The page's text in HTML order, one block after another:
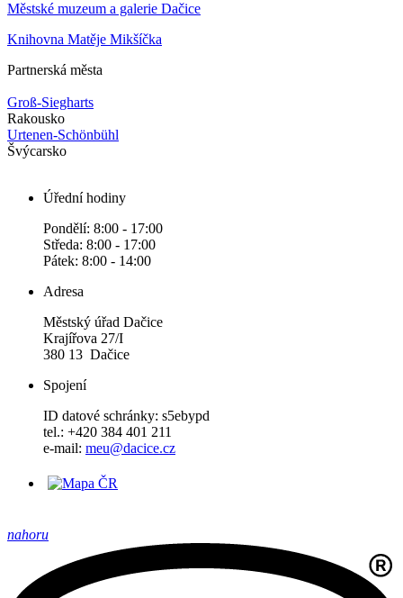
Městské muzeum a galerie Dačice
Knihovna Matěje Mikšíčka
Partnerská města
Groß-Siegharts
Rakousko
Urtenen-Schönbühl
Švýcarsko
Úřední hodiny
Pondělí: 8:00 - 17:00
Středa: 8:00 - 17:00
Pátek: 8:00 - 14:00
Adresa
Městský úřad Dačice
Krajířova 27/I
380 13 Dačice
Spojení
ID datové schránky: s5ebypd
tel.: +420 384 401 211
e-mail: meu@dacice.cz
nahoru